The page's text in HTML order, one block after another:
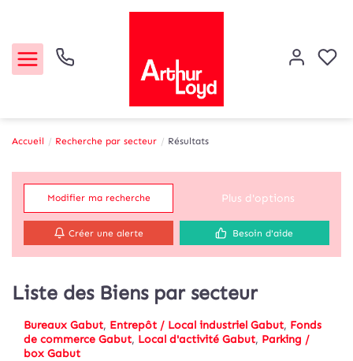
Louer
Etude de marché
Notre Agence
Contact
Accueil Recherche par secteur Résultats
Modifier ma recherche Plus d'options
Créer une alerte Besoin d'aide
Liste des Biens par secteur
Bureaux Gabut, Entrepôt / Local industriel Gabut, Fonds
de commerce Gabut, Local d'activité Gabut, Parking /
box Gabut